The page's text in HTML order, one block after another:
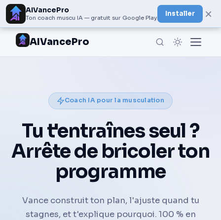
AIVancePro
Ton coach muscu IA — gratuit sur Google Play
Installer ×
AIVancePro
Coach IA pour la musculation
Tu t'entraînes seul ?
Arrête de bricoler ton
programme
Vance construit ton plan, l'ajuste quand tu
stagnes, et t'explique pourquoi. 100 % en